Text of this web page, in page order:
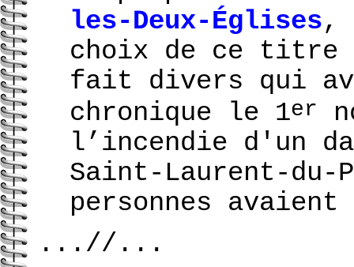
les-Deux-Églises,
choix de ce titre
fait divers qui
chronique le 1er
l’incendie d'un
Saint-Laurent-du-
personnes
...//...